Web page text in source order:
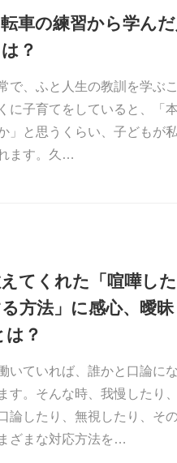
車の練習から学ん
？
で、ふと人生の教訓を学ぶ
に子育てをしていると、「
」と思うくらい、子どもが
ます。久…
てくれた「喧嘩し
方法」に感心、曖昧
？
いていれば、誰かと口論に
す。そんな時、我慢したり
論したり、無視したり、そ
ざまな対応方法を…